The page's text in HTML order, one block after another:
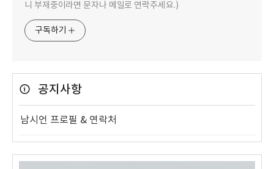
니 부재중이라면 문자나 메일로 연락주세요.)
구독하기
공지사항
남시언 프로필 & 연락처